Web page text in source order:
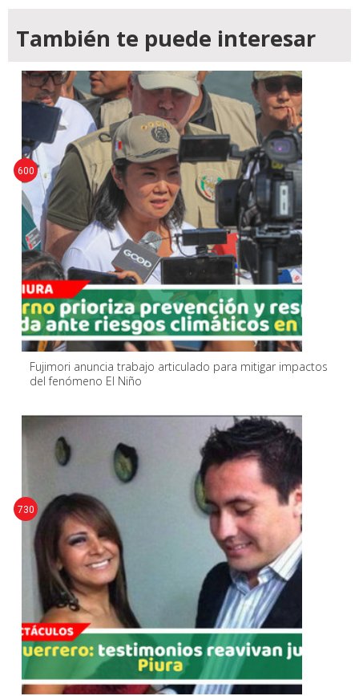
También te puede interesar
Fujimori anuncia trabajo articulado para mitigar impactos
del fenómeno El Niño
600
730